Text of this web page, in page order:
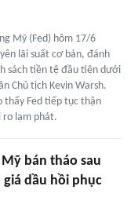
Mỹ (Fed) hôm 17/6
lãi suất cơ bản, đánh
sách tiền tệ đầu tiên dưới
Chủ tịch Kevin Warsh.
thấy Fed tiếp tục thận
lạm phát.
bán tháo sau
giá dầu hồi phục